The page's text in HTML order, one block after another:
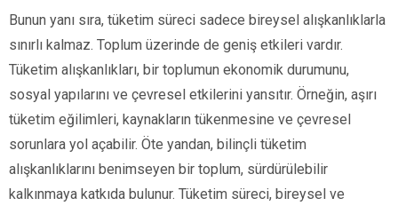
Bunun yanı sıra, tüketim süreci sadece bireysel alışkanlıklarla
sınırlı kalmaz. Toplum üzerinde de geniş etkileri vardır.
Tüketim alışkanlıkları, bir toplumun ekonomik durumunu,
sosyal yapılarını ve çevresel etkilerini yansıtır. Örneğin, aşırı
tüketim eğilimleri, kaynakların tükenmesine ve çevresel
sorunlara yol açabilir. Öte yandan, bilinçli tüketim
alışkanlıklarını benimseyen bir toplum, sürdürülebilir
kalkınmaya katkıda bulunur. Tüketim süreci, bireysel ve